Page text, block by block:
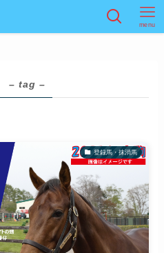
menu
– tag –
登録馬・抹消馬